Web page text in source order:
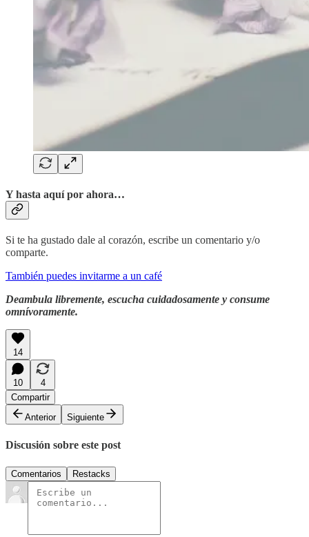
Y hasta aquí por ahora…
Si te ha gustado dale al corazón, escribe un comentario y/o
comparte.
También puedes invitarme a un café
Deambula libremente, escucha cuidadosamente y consume
omnívoramente.
14
10
4
Compartir
Anterior
Siguiente
Discusión sobre este post
Comentarios Restacks